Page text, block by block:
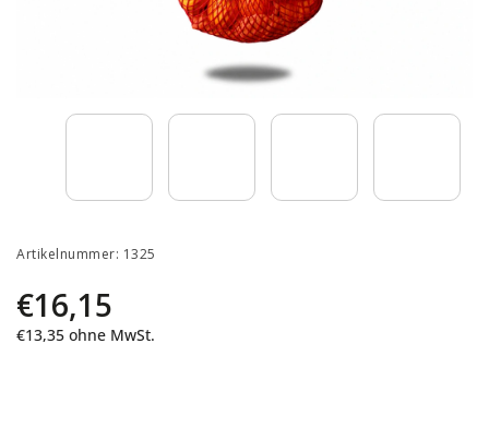
Artikelnummer: 1325
€16,15
€13,35 ohne MwSt.